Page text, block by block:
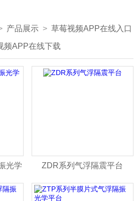
产品展示 >草莓视频APP在线入口
频APP在线下载
光学 ZDR系列气浮隔震平台